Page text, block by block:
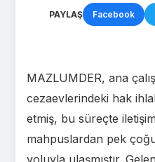
PAYLAŞ Facebook
MAZLUMDER, ana
cezaevlerindeki hak
etmiş, bu süreçte
mahpuslardan pek